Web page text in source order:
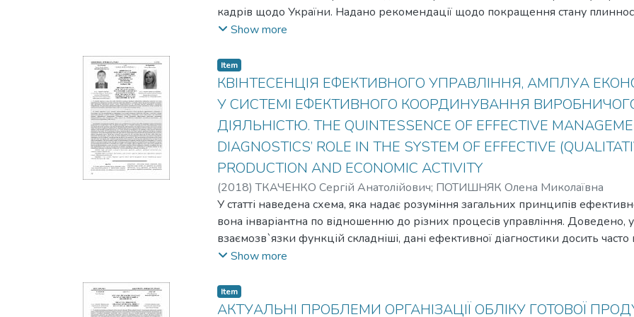
кадрів щодо України. Надано рекомендації щодо покращення стану
стану необхідно визначити головні чинники плинності, до яких сьогодні
indicators for the assessment of staff turnover are considered. The most common
identified. To improve the condition, it is necessary to determine the main factors of
income and the psychological climate in the team belong.
Show more
Item
КВІНТЕСЕНЦІЯ ЕФЕКТИВНОГО УПРАВЛІННЯ, АМПЛУА
У СИСТЕМІ ЕФЕКТИВНОГО КООРДИНУВАННЯ
ДІЯЛЬНІСТЮ. THE QUINTESSENCE OF EFFECTIVE
DIAGNOSTICS’ ROLE IN THE SYSTEM OF EFFECTIVE
PRODUCTION AND ECONOMIC ACTIVITY
(2018)ТКАЧЕНКО Сергій Анатолійович; ПОТИШНЯК Олена Миколаївна
У статті наведена схема, яка надає розуміння загальних принципів
вона інваріантна по відношенню до різних процесів управління. Доведено,
взаємозв`язки функцій складніші, дані ефективної діагностики досить
виконання функції ефективного планування. Обґрунтовано, між функціями
діагностики - від методології планування, обліку. Investigation of management
that an organic part of the management system of progressive production at its
Show more
Item
АКТУАЛЬНІ ПРОБЛЕМИ ОРГАНІЗАЦІЇ ОБЛІКУ ГОТОВОЇ